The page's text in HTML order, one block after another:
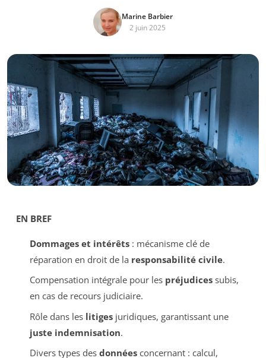
Marine Barbier
2 juin 2025
EN BREF
Dommages et intérêts: mécanisme clé de
réparation en droit de la responsabilité civile.
Compensation intégrale pour les préjudicessubis,
en cas de recours judiciaire.
Rôle dans les litigesjuridiques, garantissant une
juste indemnisation.
Divers types des donnéesconcernant : calcul,